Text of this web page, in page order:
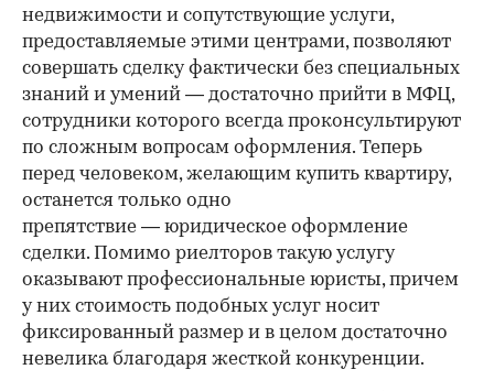
недвижимости и сопутствующие услуги,
предоставляемые этими центрами, позволяют
совершать сделку фактически без специальных
знаний и умений — достаточно прийти в МФЦ,
сотрудники которого всегда проконсультируют
по сложным вопросам оформления. Теперь
перед человеком, желающим купить квартиру,
останется только одно
препятствие — юридическое оформление
сделки. Помимо риелторов такую услугу
оказывают профессиональные юристы, причем
у них стоимость подобных услуг носит
фиксированный размер и в целом достаточно
невелика благодаря жесткой конкуренции.